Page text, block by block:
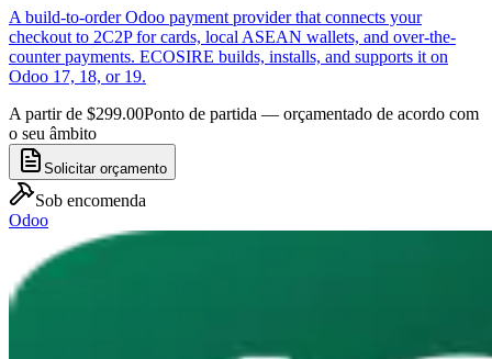
A build-to-order Odoo payment provider that connects your
checkout to 2C2P for cards, local ASEAN wallets, and over-the-
counter payments. ECOSIRE builds, installs, and supports it on
Odoo 17, 18, or 19.
A partir de $299.00Ponto de partida — orçamentado de acordo com
o seu âmbito
Solicitar orçamento
Sob encomenda
Odoo